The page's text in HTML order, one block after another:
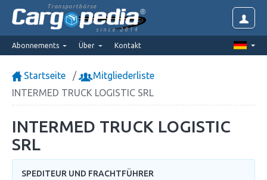
Transportbörse
since 2014
Abonnements Über Kontakt
Startseite
Mitgliederliste
INTERMED TRUCK LOGISTIC SRL
INTERMED TRUCK LOGISTIC
SRL
SPEDITEUR UND FRACHTFÜHRER